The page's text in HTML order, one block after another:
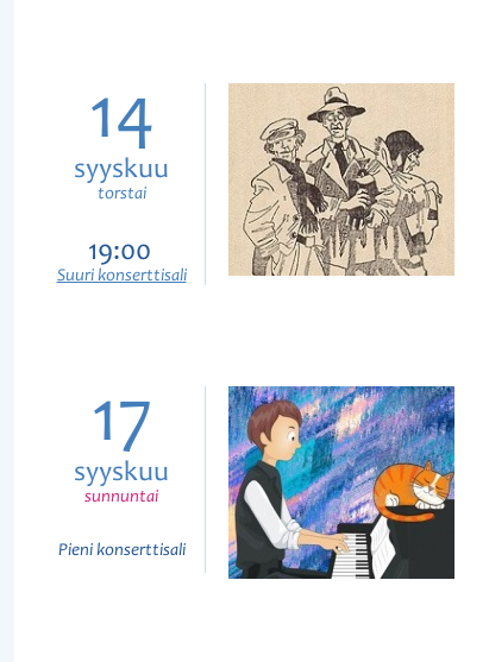
14
syyskuu
torstai
19:00
Suuri konserttisali
17
syyskuu
sunnuntai
Pieni konserttisali